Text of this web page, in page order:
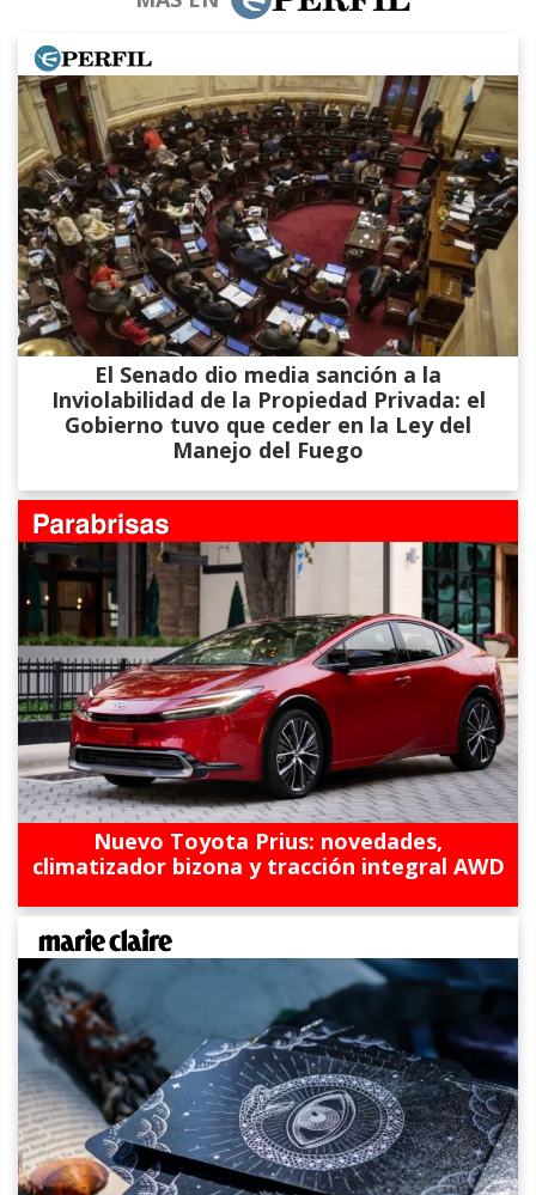
El Senado dio media sanción a la
Inviolabilidad de la Propiedad Privada: el
Gobierno tuvo que ceder en la Ley del
Manejo del Fuego
Nuevo Toyota Prius: novedades,
climatizador bizona y tracción integral AWD